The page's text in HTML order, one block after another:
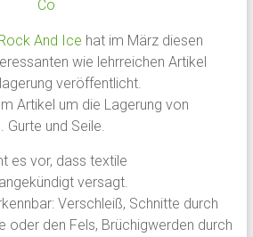
And Ice hat im März diesen
wie lehrreichen Artikel
veröffentlicht.
Artikel um die Lagerung von
Gurte und Seile.
es vor, dass textile
versagt.
Verschleiß, Schnitte durch
oder den Fels, Brüchigwerden durch